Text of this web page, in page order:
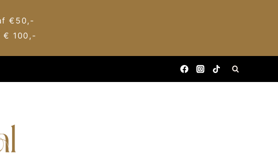
€50,-
€ 100,-